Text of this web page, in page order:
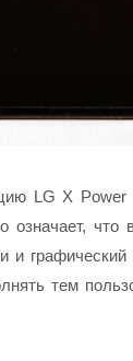
LG X
означает,
и
тем